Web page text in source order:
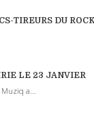
TIREURS DU
LE 23 JANVIER
a...